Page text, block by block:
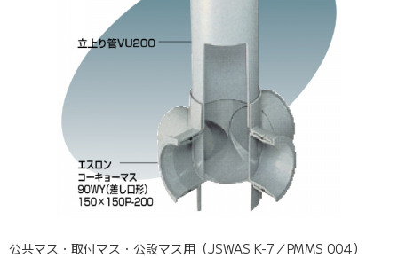
公共マス・取付マス・公設マス用（JSWAS K-7／PMMS 004）